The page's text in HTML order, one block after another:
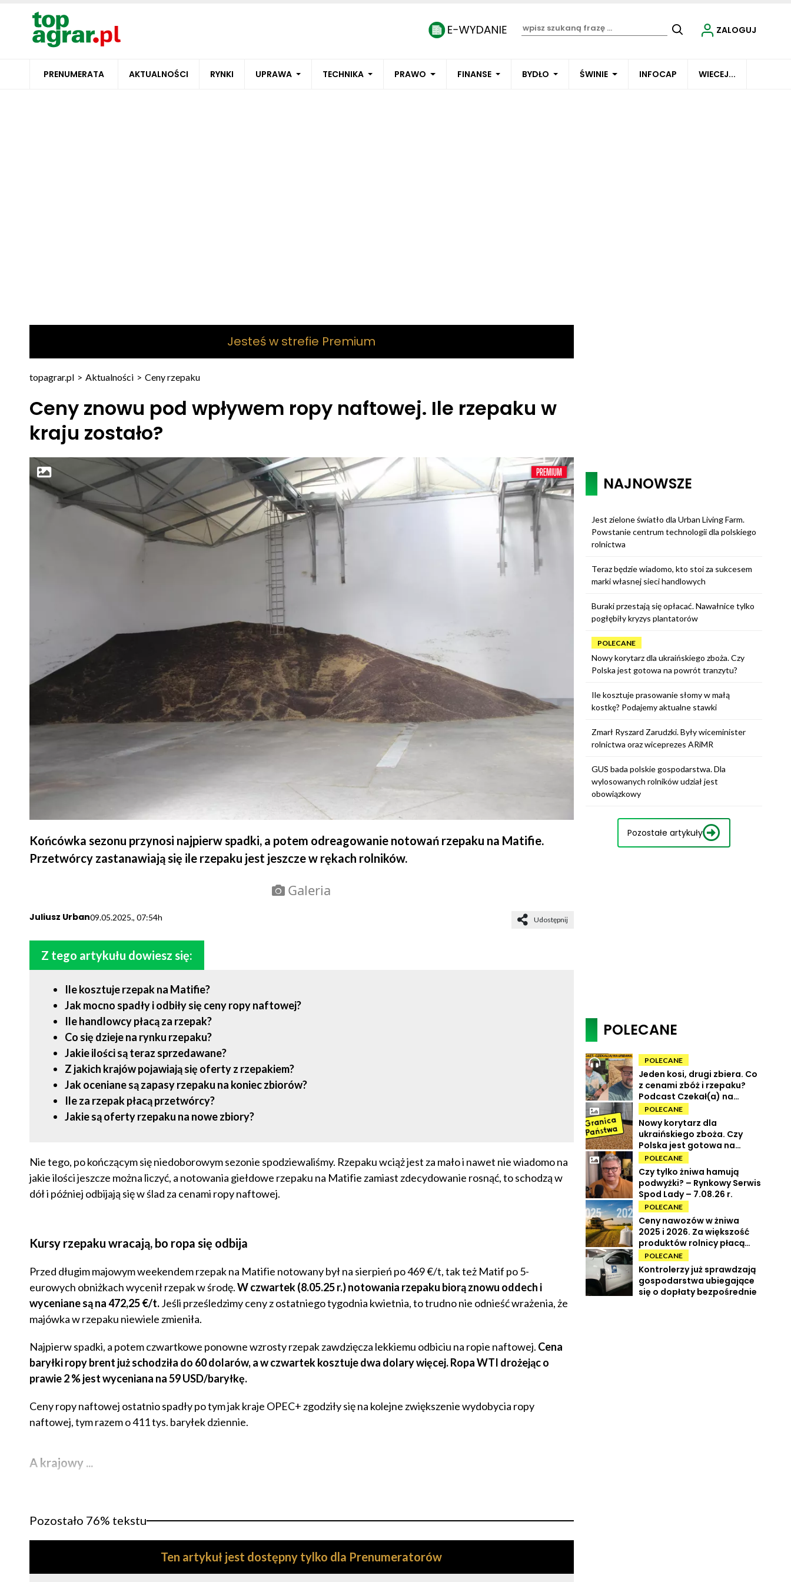
PRENUMERATA AKTUALNOŚCI RYNKI UPRAWA TECHNIKA PRAWO FINANSE BYDŁO ŚWINIE INFOCAP WIECEJ...
ZALOGUJ
Jesteś w strefie Premium
topagrar.pl > Aktualności > Ceny rzepaku
Ceny znowu pod wpływem ropy naftowej. Ile rzepaku w
kraju zostało?
Końcówka sezonu przynosi najpierw spadki, a potem odreagowanie notowań rzepaku na Matifie.
Przetwórcy zastanawiają się ile rzepaku jest jeszcze w rękach rolników.
Galeria
Juliusz Urban09.05.2025., 07:54h Udostępnij
Z tego artykułu dowiesz się:
Ile kosztuje rzepak na Matifie?
Jak mocno spadły i odbiły się ceny ropy naftowej?
Ile handlowcy płacą za rzepak?
Co się dzieje na rynku rzepaku?
Jakie ilości są teraz sprzedawane?
Z jakich krajów pojawiają się oferty z rzepakiem?
Jak oceniane są zapasy rzepaku na koniec zbiorów?
Ile za rzepak płacą przetwórcy?
Jakie są oferty rzepaku na nowe zbiory?
Nie tego, po kończącym się niedoborowym sezonie spodziewaliśmy. Rzepaku wciąż jest za mało i nawet nie wiadomo na
jakie ilości jeszcze można liczyć, a notowania giełdowe rzepaku na Matifie zamiast zdecydowanie rosnąć, to schodzą w
dół i później odbijają się w ślad za cenami ropy naftowej.
Kursy rzepaku wracają, bo ropa się odbija
Przed długim majowym weekendem rzepak na Matifie notowany był na sierpień po 469 €/t, tak też Matif po 5-
eurowych obniżkach wycenił rzepak w środę.W czwartek (8.05.25 r.) notowania rzepaku biorą znowu oddech i
wyceniane są na 472,25 €/t.Jeśli prześledzimy ceny z ostatniego tygodnia kwietnia, to trudno nie odnieść wrażenia, że
majówka w rzepaku niewiele zmieniła.
Najpierw spadki, a potem czwartkowe ponowne wzrosty rzepak zawdzięcza lekkiemu odbiciu na ropie naftowej. Cena
baryłki ropy brent już schodziła do 60 dolarów, a w czwartek kosztuje dwa dolary więcej. Ropa WTI drożejąc o
prawie 2 % jest wyceniana na 59 USD/baryłkę.
Ceny ropy naftowej ostatnio spadły po tym jak kraje OPEC+ zgodziły się na kolejne zwiększenie wydobycia ropy
naftowej, tym razem o 411 tys. baryłek dziennie.
A krajowy ...
Pozostało 76% tekstu
Ten artykuł jest dostępny tylko dla Prenumeratorów
NAJNOWSZE
Jest zielone światło dla Urban Living Farm.
Powstanie centrum technologii dla polskiego
rolnictwa
Teraz będzie wiadomo, kto stoi za sukcesem
marki własnej sieci handlowych
Buraki przestają się opłacać. Nawałnice tylko
pogłębiły kryzys plantatorów
POLECANE
Nowy korytarz dla ukraińskiego zboża. Czy
Polska jest gotowa na powrót tranzytu?
Ile kosztuje prasowanie słomy w małą
kostkę? Podajemy aktualne stawki
Zmarł Ryszard Zarudzki. Były wiceminister
rolnictwa oraz wiceprezes ARiMR
GUS bada polskie gospodarstwa. Dla
wylosowanych rolników udział jest
obowiązkowy
Pozostałe artykuły
POLECANE
POLECANE
Jeden kosi, drugi zbiera. Co
z cenami zbóż i rzepaku?
Podcast Czekał(a) na
Urbana odc. 73
POLECANE
Nowy korytarz dla
ukraińskiego zboża. Czy
Polska jest gotowa na
powrót tranzytu?
POLECANE
Czy tylko żniwa hamują
podwyżki? – Rynkowy Serwis
Spod Lady – 7.08.26 r.
POLECANE
Ceny nawozów w żniwa
2025 i 2026. Za większość
produktów rolnicy płacą
więcej
POLECANE
Kontrolerzy już sprawdzają
gospodarstwa ubiegające
się o dopłaty bezpośrednie